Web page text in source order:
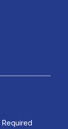
Required